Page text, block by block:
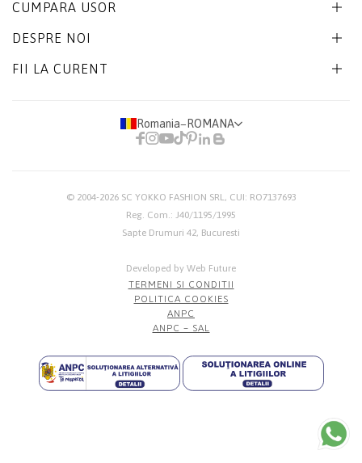
CUMPARA USOR
DESPRE NOI
FII LA CURENT
Romania− ROMANA
© 2004-2026 SC YOKKO FASHION SRL, CUI: RO7137693
Reg. Com.: J40/1195/1995
Sapte Drumuri 42, Bucuresti
Developed by Web Future
TERMENI SI CONDITII
POLITICA COOKIES
ANPC
ANPC – SAL